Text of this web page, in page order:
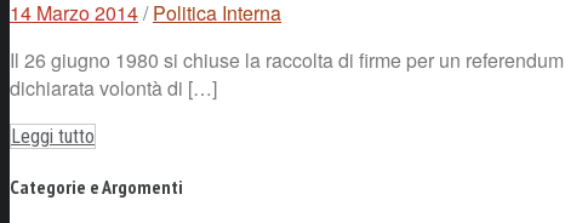
14 Marzo 2014/ Politica Interna
Il 26 giugno 1980 si chiuse la raccolta di firme per un
dichiarata volontà di […]
Leggi tutto
Categorie e Argomenti